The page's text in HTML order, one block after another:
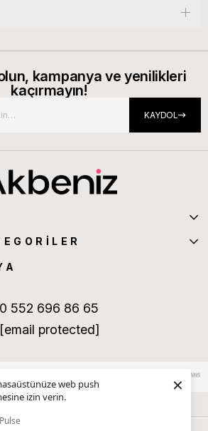
web push
izin verin.
×
kampanya ve yenilikleri
kaçırmayın!
KAYDOL
0 552 696 86 65
[email protected]